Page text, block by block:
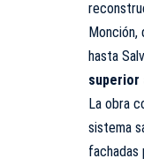
hasta
superior
La obra
sistema
fachadas